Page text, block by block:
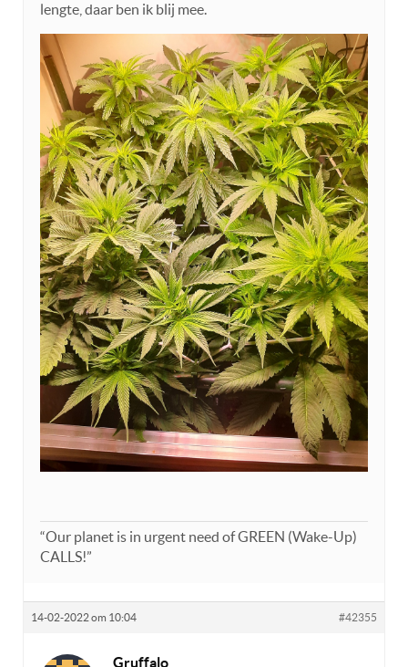
lengte, daar ben ik blij mee.
“Our planet is in urgent need of GREEN (Wake-Up)
CALLS!”
14-02-2022 om 10:04 #42355
Gruffalo